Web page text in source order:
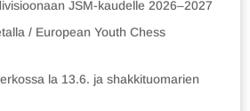
JSM-kaudelle 2026–2027
/ European Youth Chess
la 13.6. ja shakkituomarien